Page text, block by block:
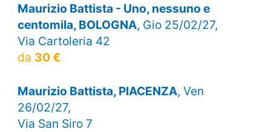
Maurizio Battista - Uno, nessuno e
centomila, BOLOGNA, Gio 25/02/27,
Via Cartoleria 42
da 30 €
Maurizio Battista, PIACENZA, Ven
26/02/27,
Via San Siro 7